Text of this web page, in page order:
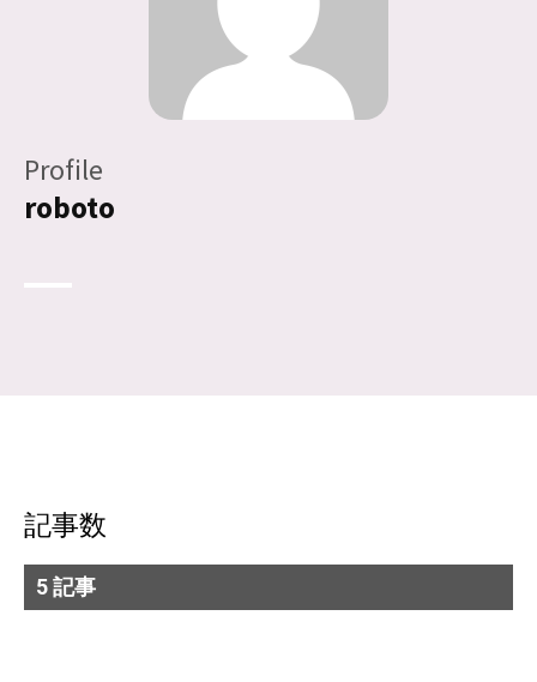
Profile
roboto
記事数
5 記事